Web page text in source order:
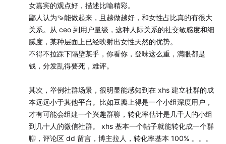
【图】▲小红书Slogan演变历程
女嘉宾的观点好，描述比喻精彩。
鄙人认为🍠能做起来，且越做越好，和女性占比真的有很大
关系。从 ceo 到用户量级，这种人际关系的社交敏感度和细
腻度，某种层面上已经映射出女性天然的优势。
不得不拉踩下隔壁某乎，你看你，登味这么重，满眼都是
钱，分发乱得要死，难评。
其次，举例社群场景，很明显能感知到在 xhs 建立社群的成
本远远小于其他平台。比如豆瓣上得是一个小组深度用户，
才有可能会组建一个兴趣群聊，转化率估计是几千人的小组
到几十人的微信社群。 xhs 基本一个帖子就能转化成一个群
聊，评论区 dd 留言，博主拉人，转化率基本 100% 。。。